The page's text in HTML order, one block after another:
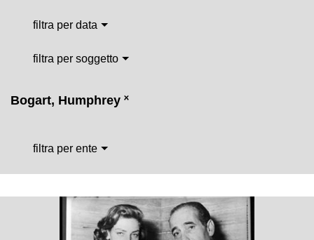
filtra per data
filtra per soggetto
Bogart, Humphrey ˟
filtra per ente